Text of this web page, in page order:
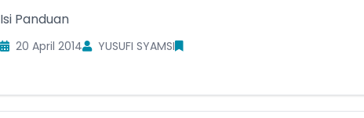
Isi Panduan
20 April 2014 YUSUFI SYAMSI